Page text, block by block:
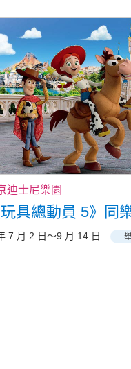
迪士尼樂園
具總動員 5》同
7 月 2 日～9 月 14 日